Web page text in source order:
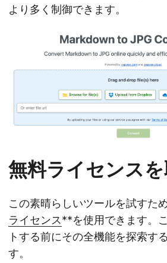
より多く制御できます。
無料ライセンス
この素晴らしいツールを試すた
ライセンス**を使用できます。
トする前にその全機能を探索す
す。